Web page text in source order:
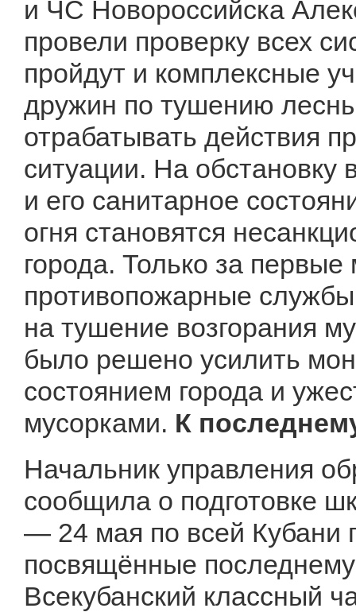
и ЧС Новороссийска
провели проверку всех
пройдут и комплексные
дружин по тушению
отрабатывать действия
ситуации. На обстановку
и его санитарное
огня становятся
города. Только за первые
противопожарные
на тушение возгорания
было решено усилить
состоянием города и
мусорками. К
Начальник управления
сообщила о подготовке
— 24 мая по всей Кубани
посвящённые последнему
Всекубанский классный